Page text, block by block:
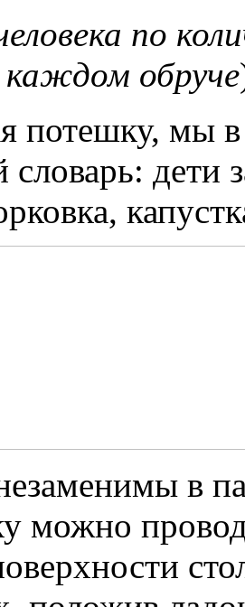
по
каждом обруче
потешку, мы
словарь: дети
в
можно